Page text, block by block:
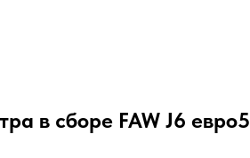
в сборе FAW J6 евро5